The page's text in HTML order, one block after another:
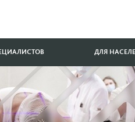
ДЛЯ